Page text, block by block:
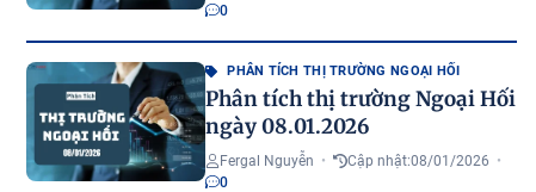
0
PHÂN TÍCH THỊ TRƯỜNG NGOẠI HỐI
Phân tích thị trường Ngoại Hối
ngày 08.01.2026
Fergal Nguyễn • Cập nhật:08/01/2026 •
0